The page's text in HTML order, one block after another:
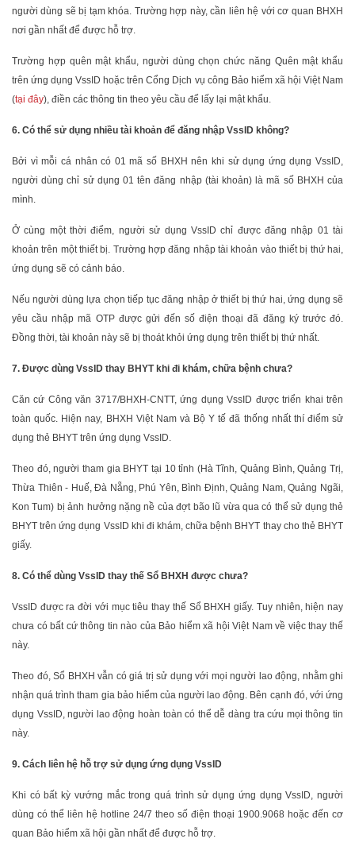
người dùng sẽ bị tạm khóa. Trường hợp này, cần liên hệ với cơ quan BHXH
nơi gần nhất để được hỗ trợ.
Trường hợp quên mật khẩu, người dùng chọn chức năng Quên mật khẩu
trên ứng dụng VssID hoặc trên Cổng Dịch vụ công Bảo hiểm xã hội Việt Nam
(tại đây), điền các thông tin theo yêu cầu để lấy lại mật khẩu.
6. Có thể sử dụng nhiều tài khoản để đăng nhập VssID không?
Bởi vì mỗi cá nhân có 01 mã số BHXH nên khi sử dụng ứng dụng VssID,
người dùng chỉ sử dụng 01 tên đăng nhập (tài khoản) là mã số BHXH của
mình.
Ở cùng một thời điểm, người sử dụng VssID chỉ được đăng nhập 01 tài
khoản trên một thiết bị. Trường hợp đăng nhập tài khoản vào thiết bị thứ hai,
ứng dụng sẽ có cảnh báo.
Nếu người dùng lựa chọn tiếp tục đăng nhập ở thiết bị thứ hai, ứng dụng sẽ
yêu cầu nhập mã OTP được gửi đến số điện thoại đã đăng ký trước đó.
Đồng thời, tài khoản này sẽ bị thoát khỏi ứng dụng trên thiết bị thứ nhất.
7. Được dùng VssID thay BHYT khi đi khám, chữa bệnh chưa?
Căn cứ Công văn 3717/BHXH-CNTT, ứng dụng VssID được triển khai trên
toàn quốc. Hiện nay, BHXH Việt Nam và Bộ Y tế đã thống nhất thí điểm sử
dụng thẻ BHYT trên ứng dụng VssID.
Theo đó, người tham gia BHYT tại 10 tỉnh (Hà Tĩnh, Quảng Bình, Quảng Trị,
Thừa Thiên - Huế, Đà Nẵng, Phú Yên, Bình Định, Quảng Nam, Quảng Ngãi,
Kon Tum) bị ảnh hưởng nặng nề của đợt bão lũ vừa qua có thể sử dụng thẻ
BHYT trên ứng dụng VssID khi đi khám, chữa bệnh BHYT thay cho thẻ BHYT
giấy.
8. Có thể dùng VssID thay thế Sổ BHXH được chưa?
VssID được ra đời với mục tiêu thay thế Sổ BHXH giấy. Tuy nhiên, hiện nay
chưa có bất cứ thông tin nào của Bảo hiểm xã hội Việt Nam về việc thay thế
này.
Theo đó, Sổ BHXH vẫn có giá trị sử dụng với mọi người lao động, nhằm ghi
nhận quá trình tham gia bảo hiểm của người lao động. Bên cạnh đó, với ứng
dụng VssID, người lao động hoàn toàn có thể dễ dàng tra cứu mọi thông tin
này.
9. Cách liên hệ hỗ trợ sử dụng ứng dụng VssID
Khi có bất kỳ vướng mắc trong quá trình sử dụng ứng dụng VssID, người
dùng có thể liên hệ hotline 24/7 theo số điện thoại 1900.9068 hoặc đến cơ
quan Bảo hiểm xã hội gần nhất để được hỗ trợ.